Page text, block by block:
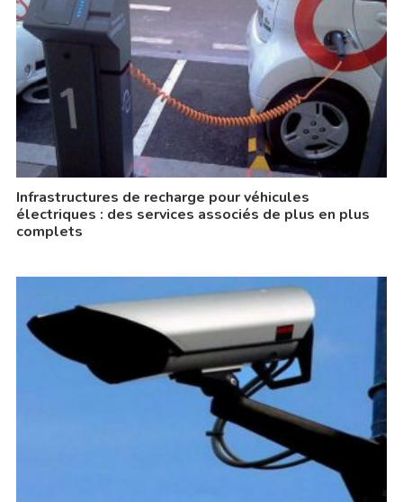
Infrastructures de recharge pour véhicules
électriques : des services associés de plus en plus
complets